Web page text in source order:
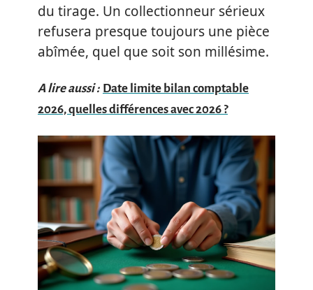
du tirage. Un collectionneur sérieux
refusera presque toujours une pièce
abîmée, quel que soit son millésime.
A lire aussi : Date limite bilan comptable
2026, quelles différences avec 2026 ?